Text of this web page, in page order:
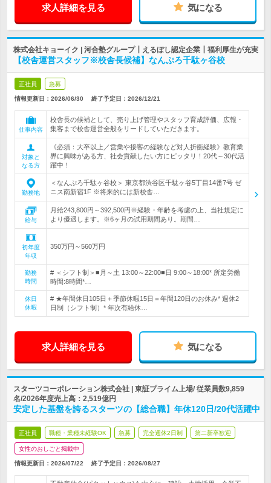
求人詳細を見る 気になる
株式会社キョーイク | 河合塾グループ┃えるぼし認定企業┃福利厚生が充実
【校舎運営スタッフ※校舎長候補】なんぷろ千駄ヶ谷校
正社員 急募
情報更新日：2026/06/30 終了予定日： 2026/12/21
仕事内容
校舎長の候補として、売り上げ管理やスタッフ育成評価、広報・
集客まで校舎運営全般をリードしていただきます。
対象と
なる方
《必須：大卒以上／営業や接客の経験など対人折衝経験》教育業
界に興味がある方、社会貢献したい方にピッタリ！20代～30代活
躍中！
勤務地
＜なんぷろ千駄ヶ谷校＞ 東京都渋谷区千駄ヶ谷5丁目14番7号 ゼ
ニス南新宿1F ※将来的には新校舎…
給与
月給243,800円～392,500円※経験・年齢を考慮の上、当社規定に
より優遇します。※6ヶ月の試用期間あり。期間…
初年度
年収
350万円～560万円
勤務
時間
# ＜シフト制＞■月～土 13:00～22:00■日 9:00～18:00* 所定労働
時間:8時間*…
休日
休暇
# ★年間休日105日＋季節休暇15日＝年間120日のお休み* 週休2
日制（シフト制）* 年次有給休…
求人詳細を見る 気になる
スターツコーポレーション株式会社 | 東証プライム上場/ 従業員数9,859
名/2026年度売上高：2,519億円
安定した基盤を誇るスターツの【総合職】年休120日/20代活躍中
正社員 職種・業種未経験OK 急募 完全週休2日制 第二新卒歓迎
女性のおしごと掲載中
情報更新日：2026/07/22 終了予定日： 2026/08/27